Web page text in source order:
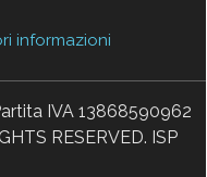
informazioni
IVA 13868590962
RESERVED. ISP